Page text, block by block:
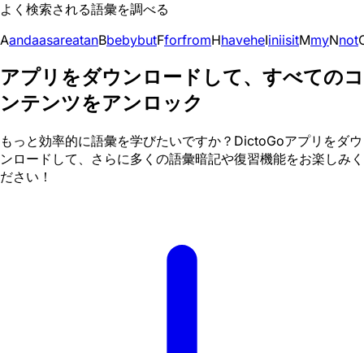
よく検索される語彙を調べる
AandaasareatanBbebybutFforfromHhaveheIiniisitMmyNnot
アプリをダウンロードして、すべてのコ
ンテンツをアンロック
もっと効率的に語彙を学びたいですか？DictoGoアプリをダウ
ンロードして、さらに多くの語彙暗記や復習機能をお楽しみく
ださい！